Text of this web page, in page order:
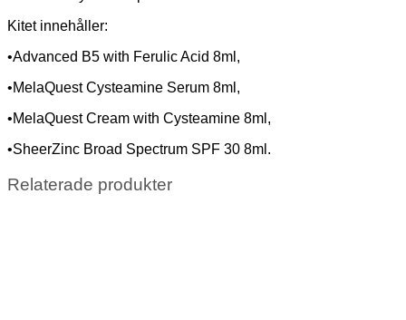
Kitet innehåller:
•Advanced B5 with Ferulic Acid 8ml,
•MelaQuest Cysteamine Serum 8ml,
•MelaQuest Cream with Cysteamine 8ml,
•SheerZinc Broad Spectrum SPF 30 8ml.
Relaterade produkter